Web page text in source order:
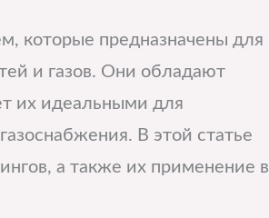
которые предназначены для
и газов. Они обладают
их идеальными для
В этой статье
а также их применение в